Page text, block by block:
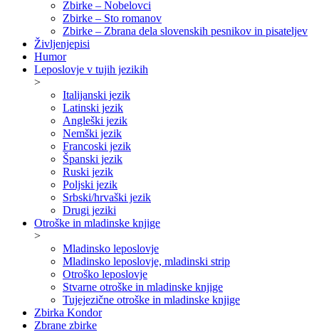
Zbirke – Nobelovci
Zbirke – Sto romanov
Zbirke – Zbrana dela slovenskih pesnikov in pisateljev
Življenjepisi
Humor
Leposlovje v tujih jezikih
>
Italijanski jezik
Latinski jezik
Angleški jezik
Nemški jezik
Francoski jezik
Španski jezik
Ruski jezik
Poljski jezik
Srbski/hrvaški jezik
Drugi jeziki
Otroške in mladinske knjige
>
Mladinsko leposlovje
Mladinsko leposlovje, mladinski strip
Otroško leposlovje
Stvarne otroške in mladinske knjige
Tujejezične otroške in mladinske knjige
Zbirka Kondor
Zbrane zbirke